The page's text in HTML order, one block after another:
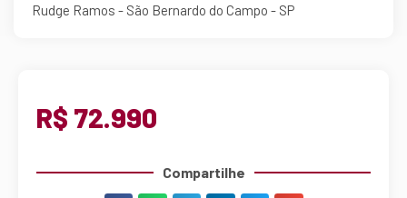
Rudge Ramos - São Bernardo do Campo - SP
R$ 72.990
Compartilhe